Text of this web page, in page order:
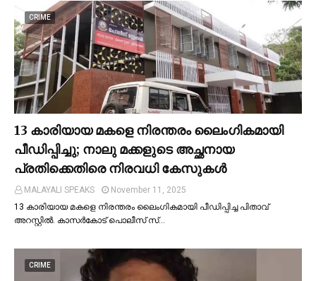
CRIME
13 കാരിയായ മകളെ നിരന്തരം ലൈംഗികമായി
പീഡിപ്പിച്ചു; നാലു മക്കളുടെ അച്ഛനായ
പ്രതിക്കെതിരെ നിരവധി കേസുകള്‍
MALAYALI SPEAKS
November 11, 2025
13 കാരിയായ മകളെ നിരന്തരം ലൈംഗികമായി പീഡിപ്പിച്ച പിതാവ്
അറസ്റ്റില്‍. കാസർകോട് പൊലീസ് സ്…
CRIME